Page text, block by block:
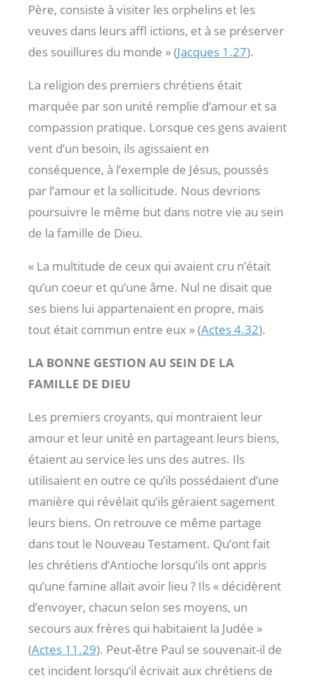
Père, consiste à visiter les orphelins et les
veuves dans leurs affl ictions, et à se préserver
des souillures du monde » (Jacques 1.27).
La religion des premiers chrétiens était
marquée par son unité remplie d’amour et sa
compassion pratique. Lorsque ces gens avaient
vent d’un besoin, ils agissaient en
conséquence, à l’exemple de Jésus, poussés
par l’amour et la sollicitude. Nous devrions
poursuivre le même but dans notre vie au sein
de la famille de Dieu.
« La multitude de ceux qui avaient cru n’était
qu’un coeur et qu’une âme. Nul ne disait que
ses biens lui appartenaient en propre, mais
tout était commun entre eux » (Actes 4.32).
LA BONNE GESTION AU SEIN DE LA
FAMILLE DE DIEU
Les premiers croyants, qui montraient leur
amour et leur unité en partageant leurs biens,
étaient au service les uns des autres. Ils
utilisaient en outre ce qu’ils possédaient d’une
manière qui révélait qu’ils géraient sagement
leurs biens. On retrouve ce même partage
dans tout le Nouveau Testament. Qu’ont fait
les chrétiens d’Antioche lorsqu’ils ont appris
qu’une famine allait avoir lieu ? Ils « décidèrent
d’envoyer, chacun selon ses moyens, un
secours aux frères qui habitaient la Judée »
(Actes 11.29). Peut-être Paul se souvenait-il de
cet incident lorsqu’il écrivait aux chrétiens de